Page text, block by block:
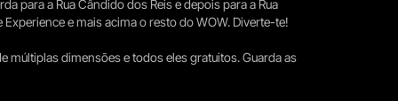
para a Rua Cândido dos Reis e depois para a Rua
e mais acima o resto do WOW. Diverte-te!
múltiplas dimensões e todos eles gratuitos. Guarda as